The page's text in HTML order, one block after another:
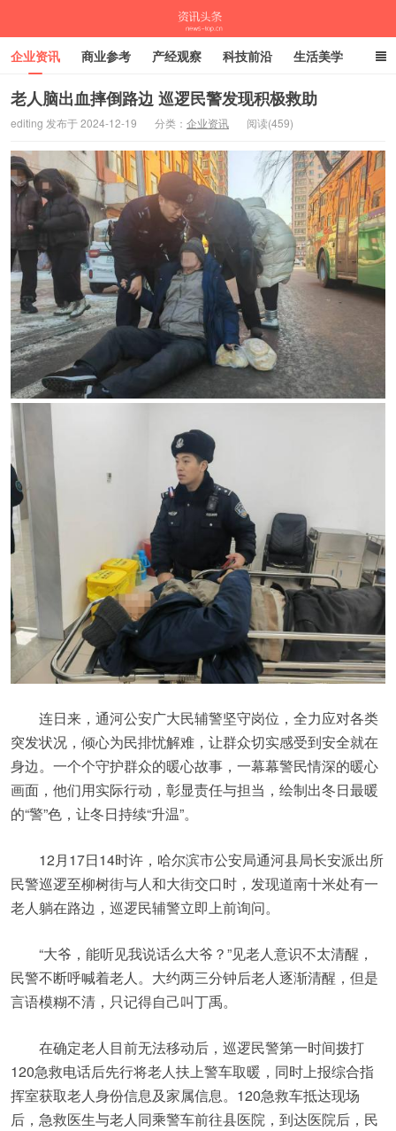
企业资讯 商业参考 产经观察 科技前沿 生活美学
时尚潮流 母婴亲子 专栏
老人脑出血摔倒路边 巡逻民警发现积极救助
editing 发布于 2024-12-19 分类： 企业资讯 阅读(459)
连日来，通河公安广大民辅警坚守岗位，全力应对各类
突发状况，倾心为民排忧解难，让群众切实感受到安全就在
身边。一个个守护群众的暖心故事，一幕幕警民情深的暖心
画面，他们用实际行动，彰显责任与担当，绘制出冬日最暖
的“警”色，让冬日持续“升温”。
12月17日14时许，哈尔滨市公安局通河县局长安派出所
民警巡逻至柳树街与人和大街交口时，发现道南十米处有一
老人躺在路边，巡逻民辅警立即上前询问。
“大爷，能听见我说话么大爷？”见老人意识不太清醒，
民警不断呼喊着老人。大约两三分钟后老人逐渐清醒，但是
言语模糊不清，只记得自己叫丁禹。
在确定老人目前无法移动后，巡逻民警第一时间拨打
120急救电话后先行将老人扶上警车取暖，同时上报综合指
挥室获取老人身份信息及家属信息。120急救车抵达现场
后，急救医生与老人同乘警车前往县医院，到达医院后，民